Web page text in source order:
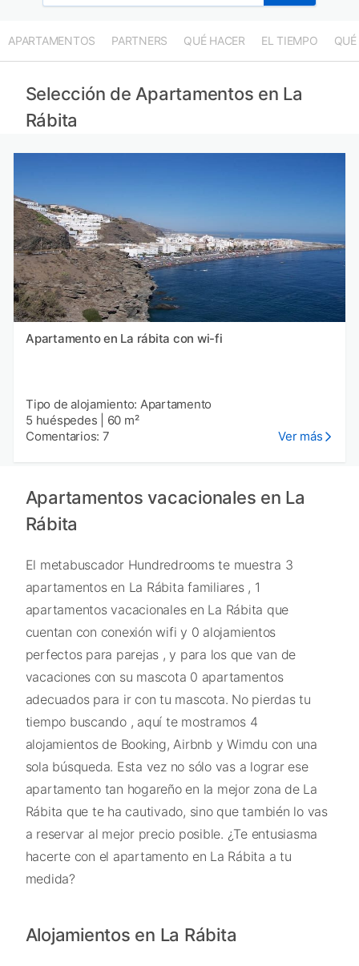
APARTAMENTOS PARTNERS QUÉ HACER EL TIEMPO QUÉ
Selección de Apartamentos en La
Rábita
Apartamento en La rábita con wi-fi
Tipo de alojamiento: Apartamento
5 huéspedes
60 m²
Comentarios: 7
Ver más
Apartamentos vacacionales en La
Rábita
El metabuscador Hundredrooms te muestra 3
apartamentos en La Rábita familiares , 1
apartamentos vacacionales en La Rábita que
cuentan con conexión wifi y 0 alojamientos
perfectos para parejas , y para los que van de
vacaciones con su mascota 0 apartamentos
adecuados para ir con tu mascota. No pierdas tu
tiempo buscando , aquí te mostramos 4
alojamientos de Booking, Airbnb y Wimdu con una
sola búsqueda. Esta vez no sólo vas a lograr ese
apartamento tan hogareño en la mejor zona de La
Rábita que te ha cautivado, sino que también lo vas
a reservar al mejor precio posible. ¿Te entusiasma
hacerte con el apartamento en La Rábita a tu
medida?
Alojamientos en La Rábita